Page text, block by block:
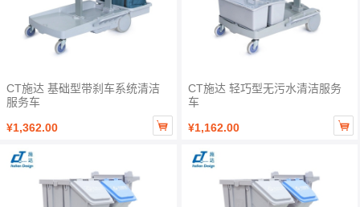
CT施达 基础型带刹车系统清洁
服务车
¥1,362.00

CT施达 轻巧型无污水清洁服务
车
¥1,162.00
